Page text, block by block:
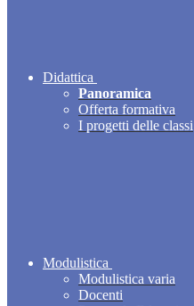
Didattica
Panoramica
Offerta formativa
I progetti delle classi
Modulistica
Modulistica varia
Docenti